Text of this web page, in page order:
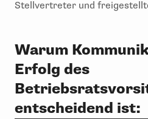
Stellvertreter und
Warum
Erfolg des
entscheidend ist: